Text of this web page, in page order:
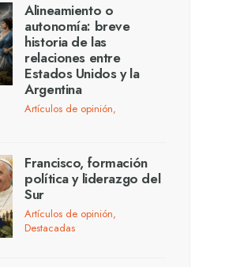
Alineamiento o
autonomía: breve
historia de las
relaciones entre
Estados Unidos y la
Argentina
Artículos de opinión,
Francisco, formación
política y liderazgo del
Sur
Artículos de opinión,
Destacadas